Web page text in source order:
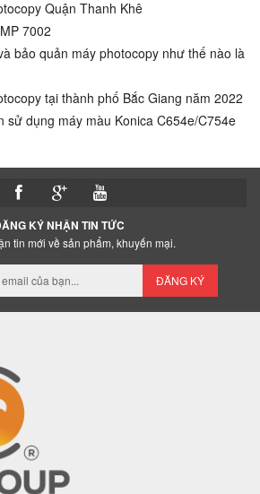
Quận Thanh Khê
7002
bảo quản máy photocopy như thế nào là
tại thành phố Bắc Giang năm 2022
sử dụng máy màu Konica C654e/C754e
KÝ NHẬN TIN TỨC
tin mới về sản phẩm, khuyến mại.
ĐĂNG KÝ